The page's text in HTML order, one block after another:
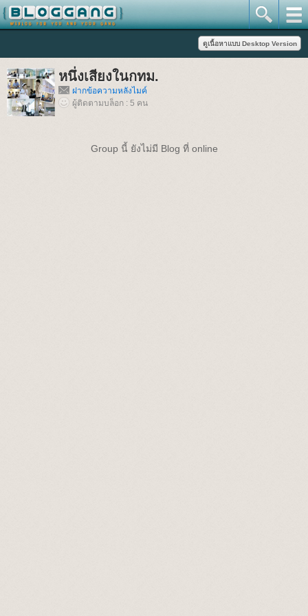
หนึ่งเสียงในกทม.
ฝากข้อความหลังไมค์
ผู้ติดตามบล็อก : 5 คน
Group นี้ ยังไม่มี Blog ที่ online